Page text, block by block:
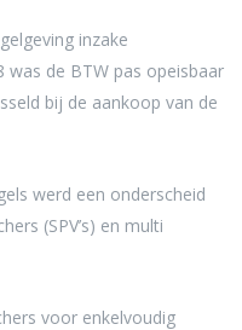
inzake
de BTW pas opeisbaar
bij de aankoop van de
werd een onderscheid
(SPV’s) en multi
voor enkelvoudig